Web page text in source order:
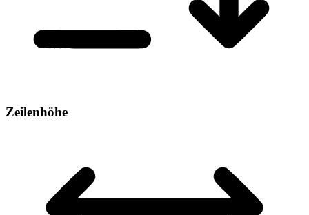
Zeilenhöhe